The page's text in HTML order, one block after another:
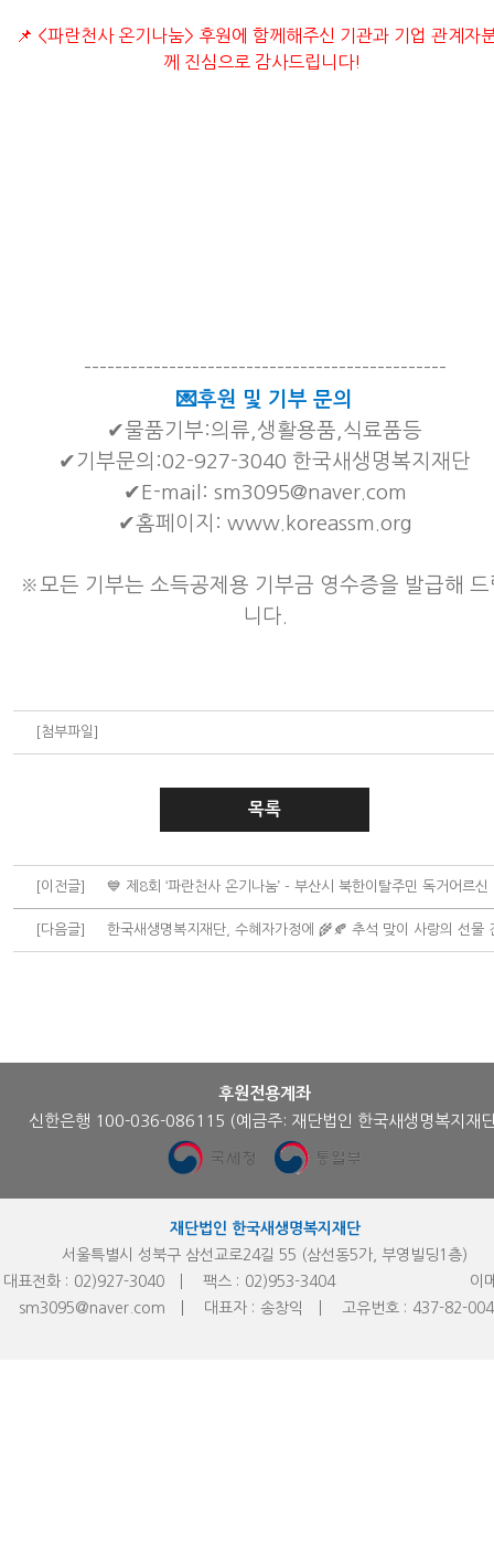
📌 <파란천사 온기나눔> 후원에 함께해주신 기관과 기업 관계자
께 진심으로 감사드립니다!
-----------------------------------------------
💌후원 및 기부 문의
✔물품기부:의류,생활용품,식료품등
✔기부문의:02-927-3040 한국새생명복지재단
✔E-mail: sm3095@naver.com
✔홈페이지: www.koreassm.org
※모든 기부는 소득공제용 기부금 영수증을 발급해 드
니다.
[첨부파일]
목록
[이전글] 💙 제8회 ‘파란천사 온기나눔’ - 부산시 북한이탈주민 독거어르신
[다음글] 한국새생명복지재단, 수혜자가정에 🌾🍂 추석 맞이 사랑의 선물
후원전용계좌
신한은행 100-036-086115 (예금주: 재단법인 한국새생명복지재
재단법인 한국새생명복지재단
서울특별시 성북구 삼선교로24길 55 (삼선동5가, 부영빌딩1층)
대표전화 : 02)927-3040 팩스 : 02)953-3404
이
sm3095@naver.com
대표자 : 송창익 고유번호 : 437-82-